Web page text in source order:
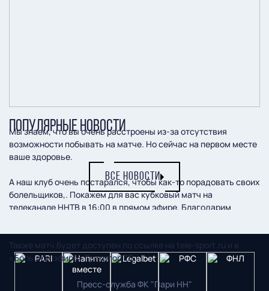
Мы знаем, что вы очень расстроены из-за отсутствия
возможности побывать на матче. Но сейчас на первом месте
ваше здоровье.
А наш клуб очень постарался, чтобы как-то порадовать своих
болельщиков,. Покажем для вас кубковый матч на
телеканале ННТВ в 16:00 в прямом эфире. Благодарим
Также матч будет доступен по ссылке на tele-sport.ru и в
«Большом эфире» Триколор ТВ.
Пресс-служба ФК "Пари НН"
ПОПУЛЯРНЫЕ НОВОСТИ
ВСЕ НОВОСТИ